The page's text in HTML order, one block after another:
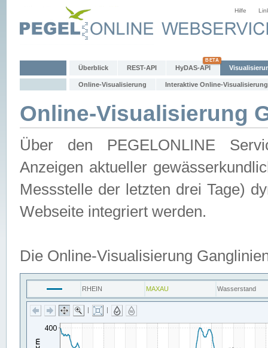
Hilfe
Überblick REST-API HyDAS-API
Online-Visualisierung Interaktive Online-Visualisierung
Online-Visualisierung
Über den PEGELONLINE
Anzeigen aktueller
Messstelle der letzten drei Tage)
Webseite integriert werden.
Die Online-Visualisierung